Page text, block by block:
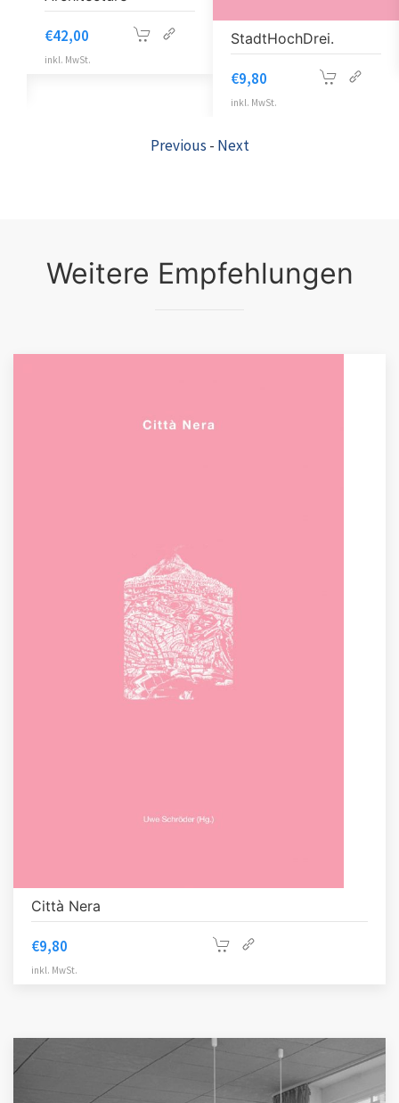
€42,00
inkl. MwSt.
StadtHochDrei.
€9,80
inkl. MwSt.
Previous - Next
Weitere Empfehlungen
Città Nera
€9,80
inkl. MwSt.